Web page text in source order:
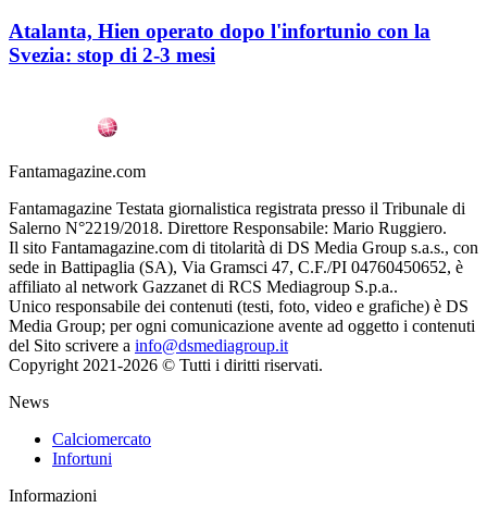
Atalanta, Hien operato dopo l'infortunio con la
Svezia: stop di 2-3 mesi
Fantamagazine.com
Fantamagazine Testata giornalistica registrata presso il Tribunale di
Salerno N°2219/2018. Direttore Responsabile: Mario Ruggiero.
Il sito Fantamagazine.com di titolarità di DS Media Group s.a.s., con
sede in Battipaglia (SA), Via Gramsci 47, C.F./PI 04760450652, è
affiliato al network Gazzanet di RCS Mediagroup S.p.a..
Unico responsabile dei contenuti (testi, foto, video e grafiche) è DS
Media Group; per ogni comunicazione avente ad oggetto i contenuti
del Sito scrivere a info@dsmediagroup.it
Copyright 2021-2026 © Tutti i diritti riservati.
News
Calciomercato
Infortuni
Informazioni